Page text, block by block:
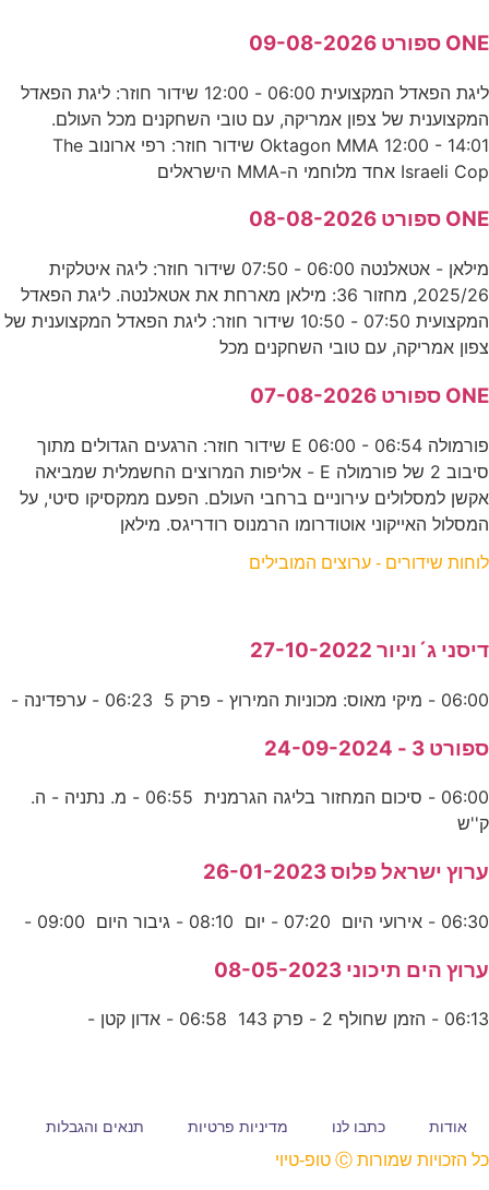
ONE ספורט 09-08-2026
ליגת הפאדל המקצועית 06:00 - 12:00 שידור חוזר: ליגת הפאדל
המקצוענית של צפון אמריקה, עם טובי השחקנים מכל העולם.
Oktagon MMA 12:00 - 14:01 שידור חוזר: רפי ארונוב The
Israeli Cop אחד מלוחמי ה-MMA הישראלים
ONE ספורט 08-08-2026
מילאן - אטאלנטה 06:00 - 07:50 שידור חוזר: ליגה איטלקית
2025/26, מחזור 36: מילאן מארחת את אטאלנטה. ליגת הפאדל
המקצועית 07:50 - 10:50 שידור חוזר: ליגת הפאדל המקצוענית של
צפון אמריקה, עם טובי השחקנים מכל
ONE ספורט 07-08-2026
פורמולה E 06:00 - 06:54 שידור חוזר: הרגעים הגדולים מתוך
סיבוב 2 של פורמולה E - אליפות המרוצים החשמלית שמביאה
אקשן למסלולים עירוניים ברחבי העולם. הפעם ממקסיקו סיטי, על
המסלול האייקוני אוטודרומו הרמנוס רודריגס. מילאן
לוחות שידורים - ערוצים המובילים
דיסני ג´וניור 27-10-2022
06:00 - מיקי מאוס: מכוניות המירוץ - פרק 5 06:23 - ערפדינה -
ספורט 3 - 24-09-2024
06:00 - סיכום המחזור בליגה הגרמנית 06:55 - מ. נתניה - ה.
ק''ש
ערוץ ישראל פלוס 26-01-2023
06:30 - אירועי היום 07:20 - יום 08:10 - גיבור היום 09:00 -
ערוץ הים תיכוני 08-05-2023
06:13 - הזמן שחולף 2 - פרק 143 06:58 - אדון קטן -
אודות כתבו לנו מדיניות פרטיות תנאים והגבלות
כל הזכויות שמורות Ⓒ טופ-טיוי